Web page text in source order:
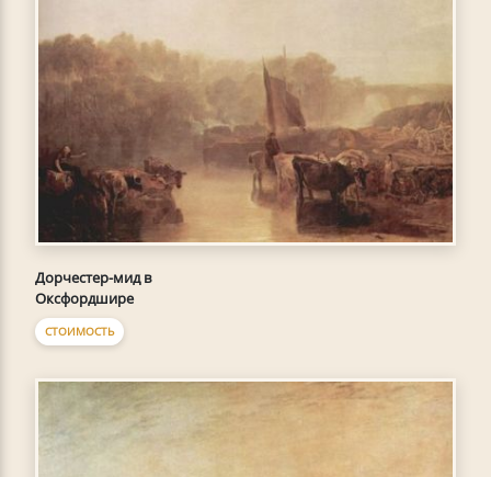
Дорчестер-мид в
Оксфордшире
СТОИМОСТЬ